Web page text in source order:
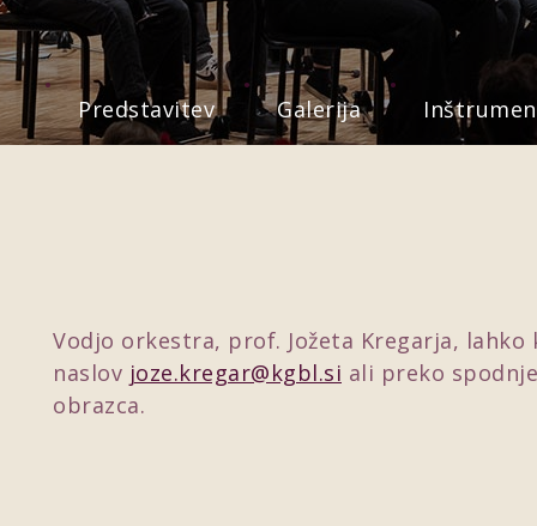
Predstavitev Galerija
Vodjo orkestra, prof. Jožeta Kregarja,
naslov joze.kregar@kgbl.si ali preko
obrazca.